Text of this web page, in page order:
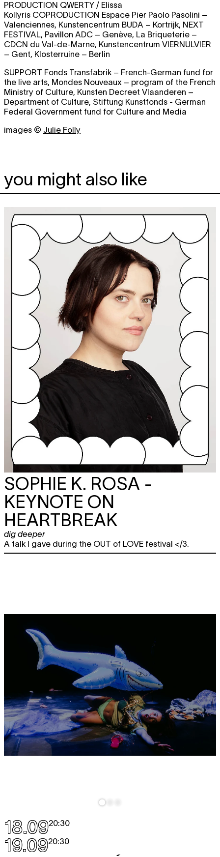
PRODUCTION QWERTY / Elissa
Kollyris COPRODUCTION Espace Pier Paolo Pasolini –
Valenciennes, Kunstencentrum BUDA – Kortrijk, NEXT
FESTIVAL, Pavillon ADC – Genève, La Briqueterie –
CDCN du Val-de-Marne, Kunstencentrum VIERNULVIER
– Gent, Klosterruine – Berlin
SUPPORT Fonds Transfabrik – French-German fund for
the live arts, Mondes Nouveaux – program of the French
Ministry of Culture, Kunsten Decreet Vlaanderen –
Department of Culture, Stiftung Kunstfonds - German
Federal Government fund for Culture and Media
images © Julie Folly
you might also like
SOPHIE K. ROSA -
KEYNOTE ON
HEARTBREAK
dig deeper
A talk I gave during the OUT of LOVE festival </3.
18.0920:30
19.0920:30